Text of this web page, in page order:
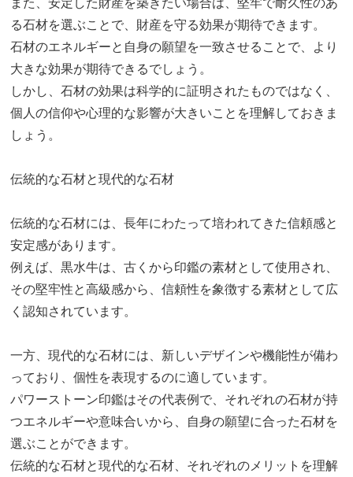
また、安定した財産を築きたい場合は、堅牢で耐久性のあ
る石材を選ぶことで、財産を守る効果が期待できます。
石材のエネルギーと自身の願望を一致させることで、より
大きな効果が期待できるでしょう。
しかし、石材の効果は科学的に証明されたものではなく、
個人の信仰や心理的な影響が大きいことを理解しておきま
しょう。
伝統的な石材と現代的な石材
伝統的な石材には、長年にわたって培われてきた信頼感と
安定感があります。
例えば、黒水牛は、古くから印鑑の素材として使用され、
その堅牢性と高級感から、信頼性を象徴する素材として広
く認知されています。
一方、現代的な石材には、新しいデザインや機能性が備わ
っており、個性を表現するのに適しています。
パワーストーン印鑑はその代表例で、それぞれの石材が持
つエネルギーや意味合いから、自身の願望に合った石材を
選ぶことができます。
伝統的な石材と現代的な石材、それぞれのメリットを理解